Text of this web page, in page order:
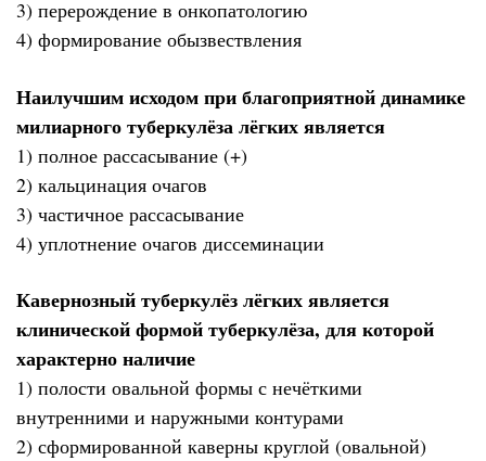
3) перерождение в онкопатологию
4) формирование обызвествления
Наилучшим исходом при благоприятной динамике
милиарного туберкулёза лёгких является
1) полное рассасывание (+)
2) кальцинация очагов
3) частичное рассасывание
4) уплотнение очагов диссеминации
Кавернозный туберкулёз лёгких является
клинической формой туберкулёза, для которой
характерно наличие
1) полости овальной формы с нечёткими
внутренними и наружными контурами
2) сформированной каверны круглой (овальной)